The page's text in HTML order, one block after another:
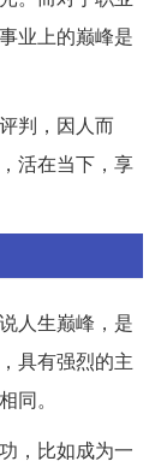
业上的巅峰是
判，因人而
活在当下，享
人生巅峰，是
具有强烈的主
同。
，比如成为一